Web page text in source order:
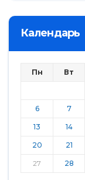
Календарь
Пн Вт
6 7
13 14
20 21
27 28